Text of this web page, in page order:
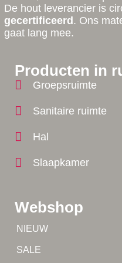
Webshop
NIEUW
SALE
Producten in
Groepsruimte
Sanitaire ruimte
Hal
Slaapkamer
De hout leverancier is
gecertificeerd . Ons
gaat lang mee.